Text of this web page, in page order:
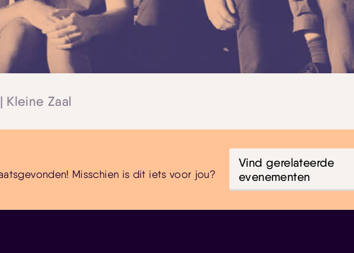
Kleine Zaal
Misschien is dit iets voor jou?
Vind gerelateerde
evenementen